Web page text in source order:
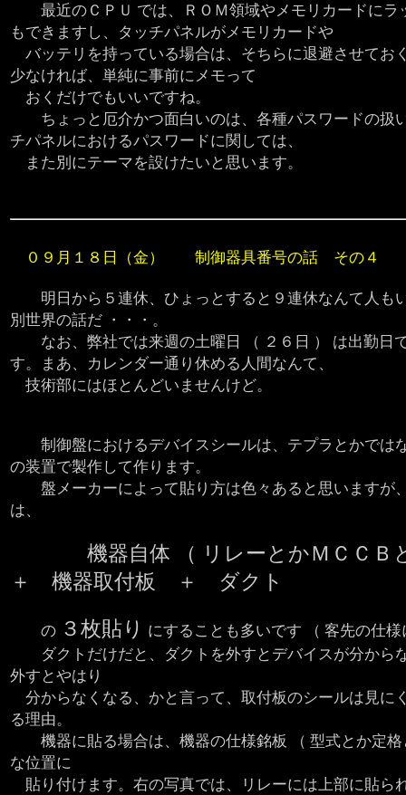
最近のＣＰＵ では、ＲＯＭ領域やメモリカードにラ
もできますし、タッチパネルがメモリカードや
バッテリを持っている場合は、そちらに退避させてお
少なければ、単純に事前にメモって
おくだけでもいいですね。
ちょっと厄介かつ面白いのは、各種パスワードの扱
チパネルにおけるパスワードに関しては、
また別にテーマを設けたいと思います。
０９月１８日（金） 制御器具番号の話 その４
明日から５連休、ひょっとすると９連休なんて人も
別世界の話だ ・・・。
なお、弊社では来週の土曜日 （ ２６日 ） は出勤日
す。まあ、カレンダー通り休める人間なんて、
技術部にはほとんどいませんけど。
制御盤におけるデバイスシールは、テプラとかでは
の装置で製作して作ります。
盤メーカーによって貼り方は色々あると思いますが
は、
機器自体 （ リレーとかＭＣＣ
＋ 機器取付板 ＋ ダクト
の ３枚貼り にすることも多いです （ 客先の仕
ダクトだけだと、ダクトを外すとデバイスが分から
外すとやはり
分からなくなる、かと言って、取付板のシールは見に
る理由。
機器に貼る場合は、機器の仕様銘板 （ 型式とか定格
な位置に
貼り付けます。右の写真では、リレーには上部に貼ら